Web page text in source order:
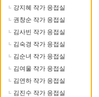
강지혜 작가 응접실
권창순 작가 응접실
김사빈 작가 응접실
김숙경 작가 응접실
김순녀 작가 응접실
김여울 작가 응접실
김연하 작가 응접실
김진수 작가 응접실